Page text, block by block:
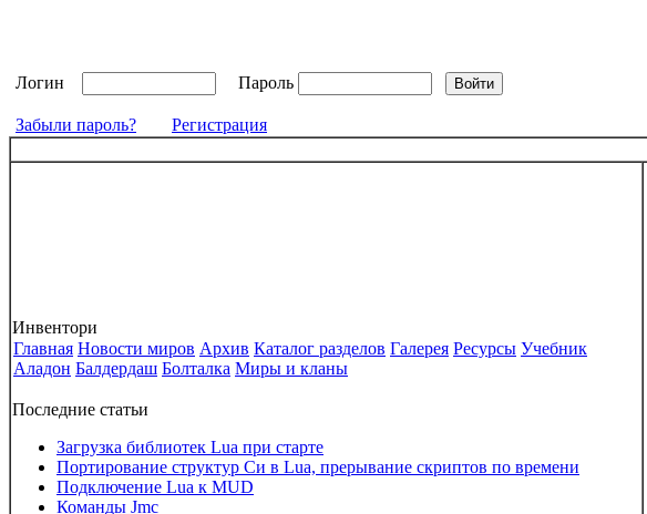
Логин Пароль
Забыли пароль? Регистрация
Инвентори
Главная Новости миров Архив Каталог разделов Галерея Ресурсы Учебник
Аладон Балдердаш Болталка Миры и кланы
Последние статьи
Загрузка библиотек Lua при старте
Портирование структур Си в Lua, прерывание скриптов по времени
Подключение Lua к MUD
Команды Jmc